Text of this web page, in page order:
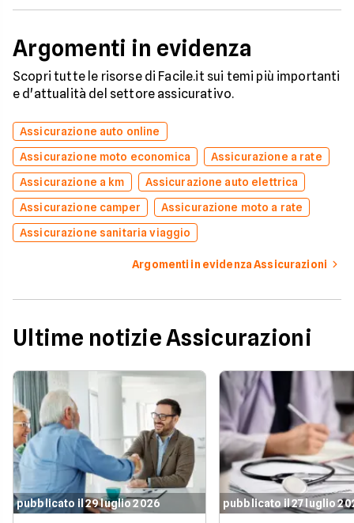
Argomenti in evidenza
Scopri tutte le risorse di Facile.it sui temi più importanti
e d'attualità del settore assicurativo.
Assicurazione auto online
Assicurazione moto economica
Assicurazione a rate
Assicurazione a km
Assicurazione auto elettrica
Assicurazione camper
Assicurazione moto a rate
Assicurazione sanitaria viaggio
Argomenti in evidenza Assicurazioni
Ultime notizie Assicurazioni
pubblicato il 29 luglio 2026 pubblicato il 27 luglio